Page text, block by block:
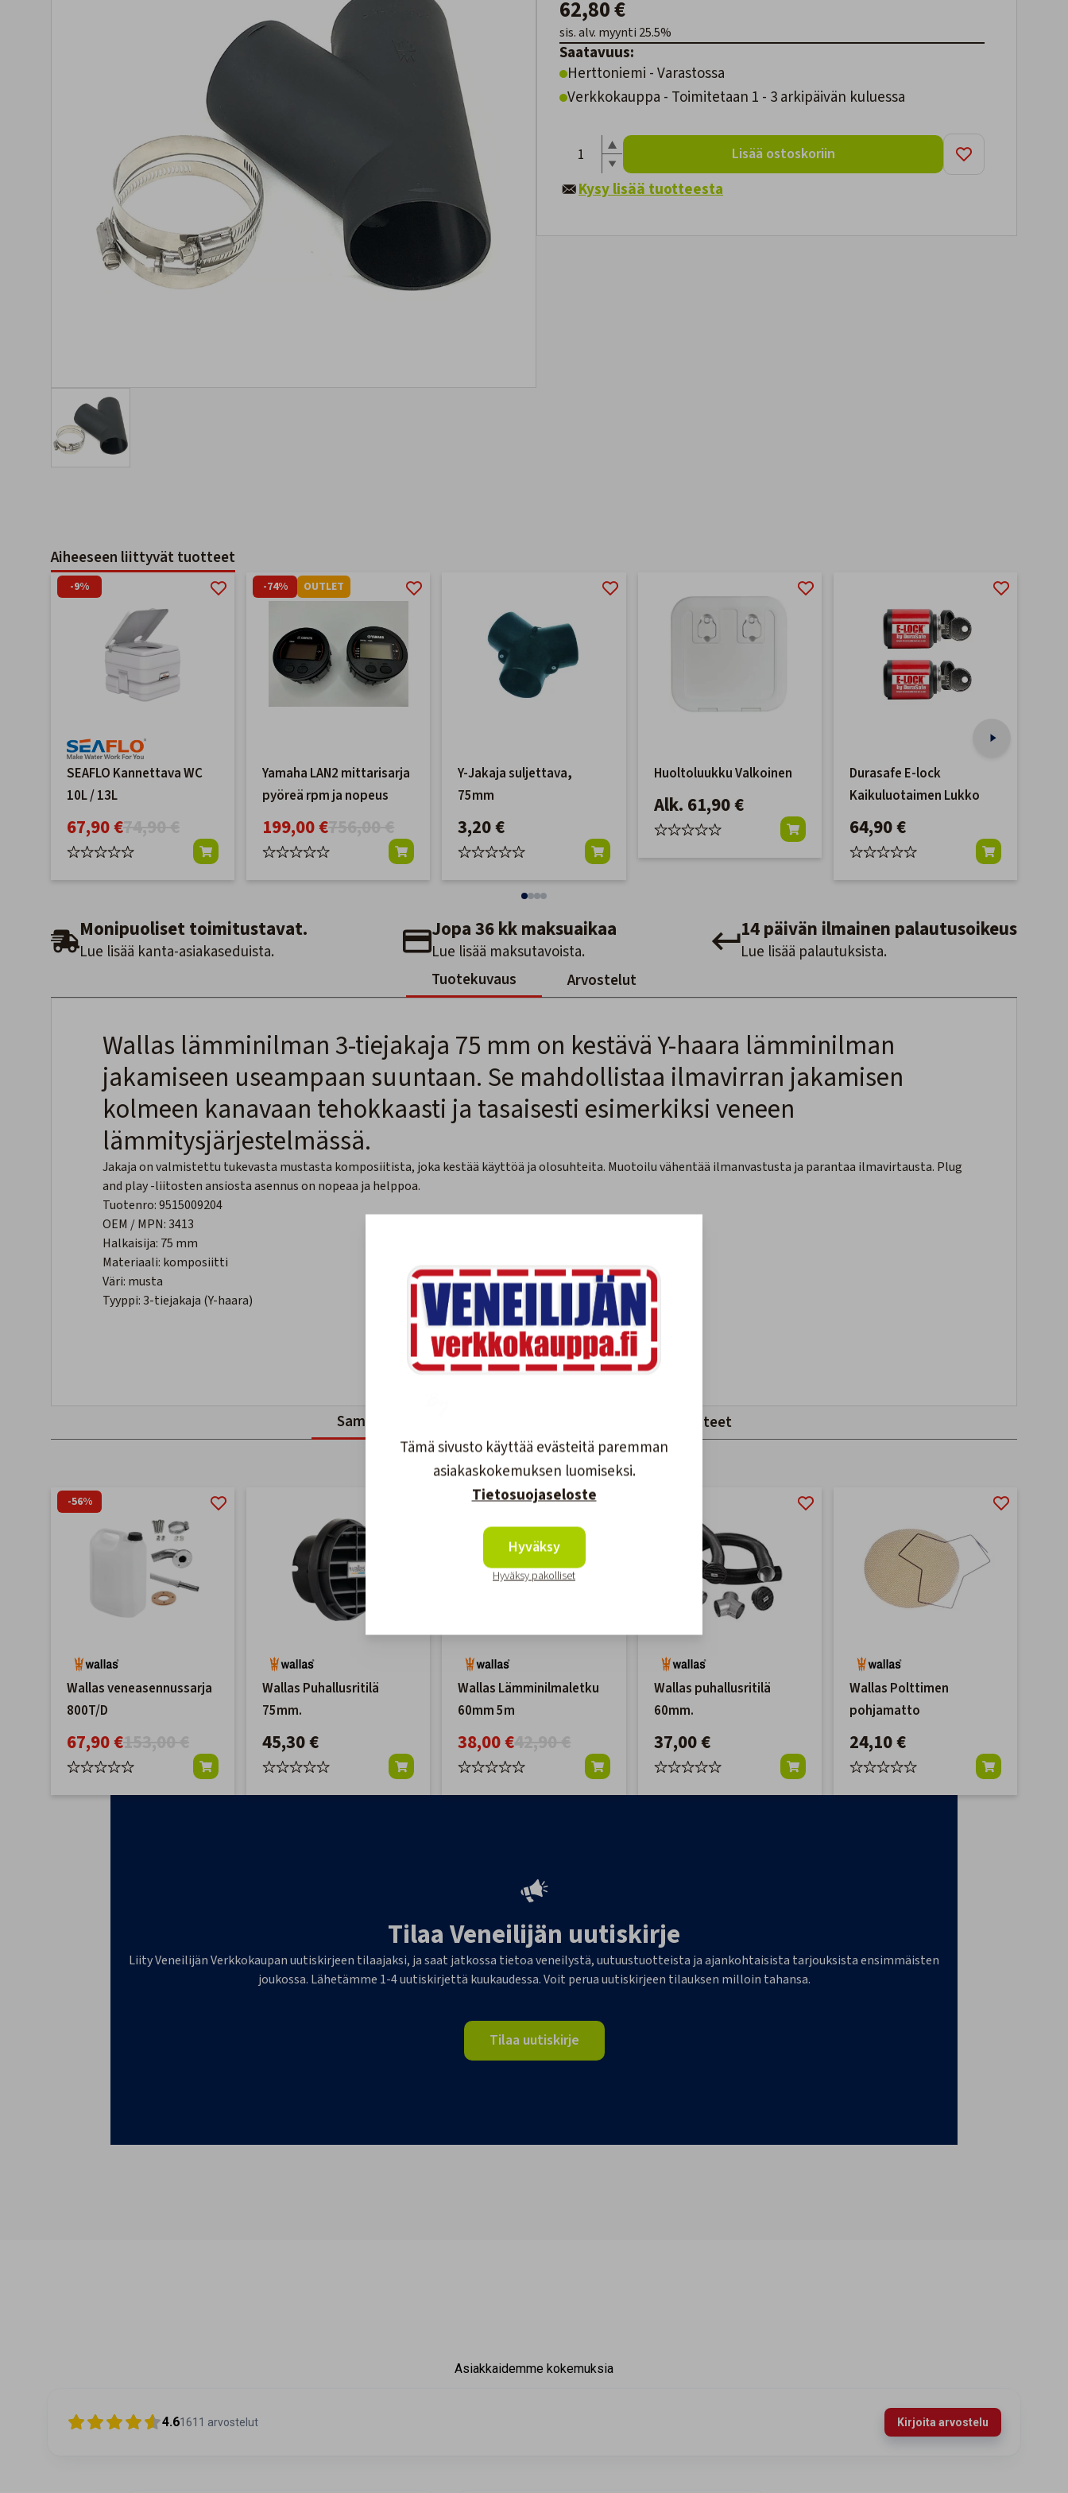
62,80 €
sis. alv. myynti 25.5%
Saatavuus:
Herttoniemi - Varastossa
Verkkokauppa - Toimitetaan 1 - 3 arkipäivän kuluessa
Lisää ostoskoriin
Kysy lisää tuotteesta
Aiheeseen liittyvät tuotteet
-9%
SEAFLO Kannettava WC
10L / 13L
67,90 €
-74% OUTLET
Yamaha LAN2 mittarisarja
pyöreä rpm ja nopeus
199,00 €
Y-Jakaja suljettava,
75mm
3,20 €
Huoltoluukku Valkoinen
Alk. 61,90 €
Durasafe E-lock
Kaikuluotaimen Lukko
64,90 €
Monipuoliset toimitustavat.
Lue lisää kanta-asiakaseduista.
Jopa 36 kk maksuaikaa
Lue lisää maksutavoista.
14 päivän ilmainen palautusoikeus
Lue lisää palautuksista.
Tuotekuvaus
Arvostelut
Wallas lämminilman 3-tiejakaja 75 mm on kestävä Y-haara lämminilman
jakamiseen useampaan suuntaan. Se mahdollistaa ilmavirran jakamisen
kolmeen kanavaan tehokkaasti ja tasaisesti esimerkiksi veneen
lämmitysjärjestelmässä.
Jakaja on valmistettu tukevasta mustasta komposiitista, joka kestää käyttöä ja olosuhteita. Muotoilu vähentää ilmanvastusta ja parantaa ilmavirtausta. Plug
and play -liitosten ansiosta asennus on nopeaa ja helppoa.
Tuotenro: 9515009204
OEM / MPN: 3413
Halkaisija: 75 mm
Materiaali: komposiitti
Väri: musta
Tyyppi: 3-tiejakaja (Y-haara)
Samankaltaiset tuotteet Viimeksi katsotut tuotteet
-56%
Wallas veneasennussarja
800T/D
67,90 €
Wallas Puhallusritilä
75mm.
45,30 €
-11%
Wallas Lämminilmaletku
60mm 5m
38,00 €
Wallas puhallusritilä
60mm.
37,00 €
Wallas Polttimen
pohjamatto
24,10 €
Tilaa Veneilijän uutiskirje
Liity Veneilijän Verkkokaupan uutiskirjeen tilaajaksi, ja saat jatkossa tietoa veneilystä, uutuustuotteista ja ajankohtaisista tarjouksista ensimmäisten
joukossa. Lähetämme 1-4 uutiskirjettä kuukaudessa. Voit perua uutiskirjeen tilauksen milloin tahansa.
Tilaa uutiskirje
Asiakkaidemme kokemuksia
4.61611 arvostelut Kirjoita arvostelu
Tämä sivusto käyttää evästeitä paremman
asiakaskokemuksen luomiseksi.
Tietosuojaseloste
Hyväksy
Hyväksy pakolliset